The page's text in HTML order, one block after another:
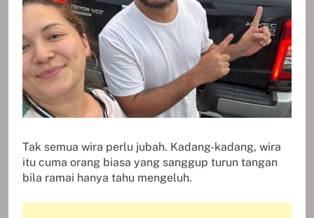
Tak semua wira perlu jubah. Kadang-kadang, wira
itu cuma orang biasa yang sanggup turun tangan
bila ramai hanya tahu mengeluh.